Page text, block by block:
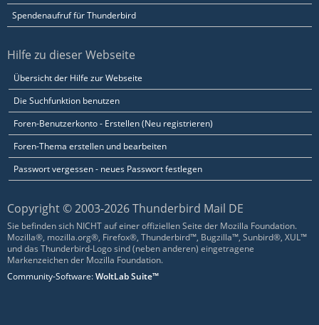
Spendenaufruf für Thunderbird
Hilfe zu dieser Webseite
Übersicht der Hilfe zur Webseite
Die Suchfunktion benutzen
Foren-Benutzerkonto - Erstellen (Neu registrieren)
Foren-Thema erstellen und bearbeiten
Passwort vergessen - neues Passwort festlegen
Copyright © 2003-2026 Thunderbird Mail DE
Sie befinden sich NICHT auf einer offiziellen Seite der Mozilla Foundation.
Mozilla®, mozilla.org®, Firefox®, Thunderbird™, Bugzilla™, Sunbird®, XUL™
und das Thunderbird-Logo sind (neben anderen) eingetragene
Markenzeichen der Mozilla Foundation.
Community-Software:WoltLab Suite™